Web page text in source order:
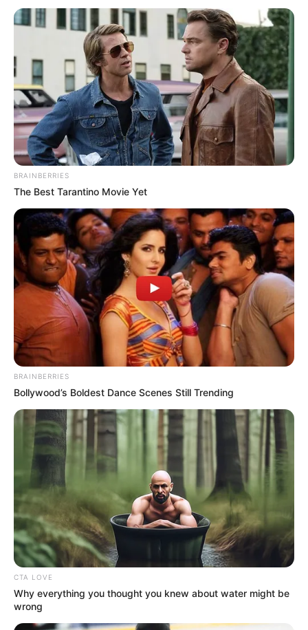
Magyar Péter, a TISZA Párt elnöke és egykori
politikai reménység, súlyos vádakkal találta
szemben magát volt párja,
Vogel Evelin részéről. A nő egy exkluzív interjúban
őszintén mesélt kapcsolatukról, szakításukról és a
politikai élet hátterében zajló eseményekről.
Evelin nemcsak személyes tapasztalatait osztotta
meg, hanem mélyen beleláttatott Magyar Péter
politikai ambícióinak alakulásába is, mely során
komoly kérdéseket vetett fel a politikus
bátorságával és tisztességével kapcsolatban. „Ő
alapvetően nem bátor ember, ő az az ember, aki
feltett mindent egy lapra. Neki nem volt
elképzelése, meggyőződése, ő nem akart változást
az országban. ‘
BRAINBERRIES
The Best Tarantino Movie Yet
BRAINBERRIES
Bollywood’s Boldest Dance Scenes Still Trending
CTA LOVE
Why everything you thought you knew about water might be
wrong